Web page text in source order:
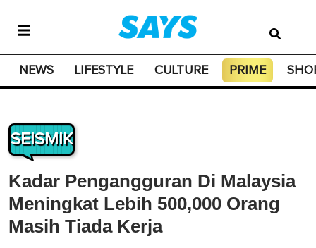
NEWS LIFESTYLE CULTURE PRIME
SEISMIK
Kadar Pengangguran Di Malaysia
Meningkat Lebih 500,000 Orang
Masih Tiada Kerja